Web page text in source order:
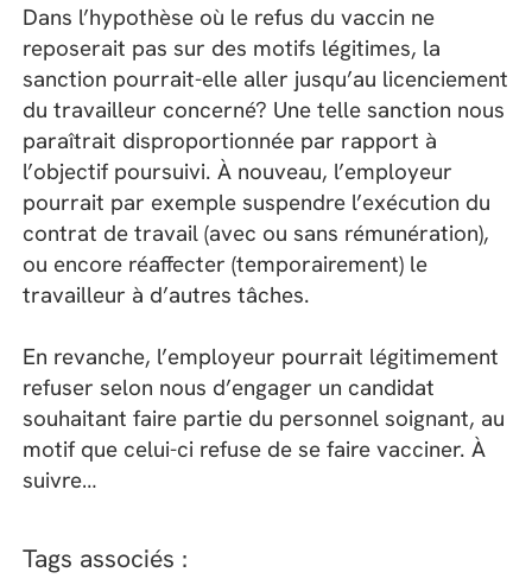
Dans l’hypothèse où le refus du vaccin ne
reposerait pas sur des motifs légitimes, la
sanction pourrait-elle aller jusqu’au licenciement
du travailleur concerné? Une telle sanction nous
paraîtrait disproportionnée par rapport à
l’objectif poursuivi. À nouveau, l’employeur
pourrait par exemple suspendre l’exécution du
contrat de travail (avec ou sans rémunération),
ou encore réaffecter (temporairement) le
travailleur à d’autres tâches.
En revanche, l’employeur pourrait légitimement
refuser selon nous d’engager un candidat
souhaitant faire partie du personnel soignant, au
motif que celui-ci refuse de se faire vacciner. À
suivre…
Tags associés :